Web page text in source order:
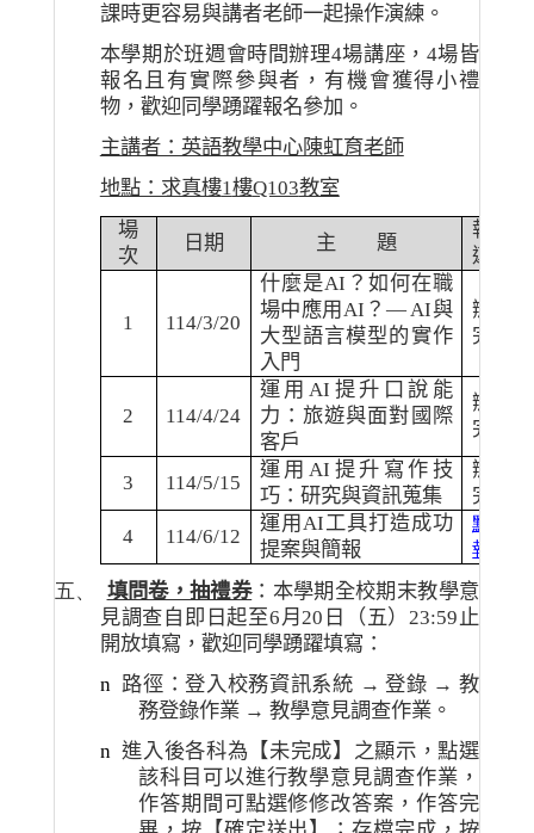
課時更容易與講者老師一起操作演練。
本學期於班週會時間辦理4場講座， 4場皆
報名且有實際參與者，有機會獲得小禮
物，歡迎同學踴躍報名參加。
主講者：英語教學中心陳虹育老師
地點：求真樓1樓Q103教室
場
次
日期 主 題
報名
連結
1 114/3/20
什麼是AI ？如何在職
場中應用 AI ？ — AI與
大型語言模型的實作
入門
辦理
完畢
2 114/4/24
運用AI 提升口說能
力：旅遊與面對國際
客戶
辦理
完畢
3 114/5/15
運用AI 提升寫作技
巧：研究與資訊蒐集
辦理
完畢
4
114/6/12
運用 AI工具打造成功
提案與簡報
點我
報名
五、
填問卷，抽禮券：本學期全校期末教學意
見調查自即日起至6月20 日（五）23:59止
開放填寫，歡迎同學踴躍填寫：
n 路徑：登入校務資訊系統 →登錄 →教
務登錄作業→ 教學意見調查作業。
n 進入後各科為【未完成】之顯示，點選
該科目可以進行教學意見調查作業，
作答期間可點選修修改答案，作答完